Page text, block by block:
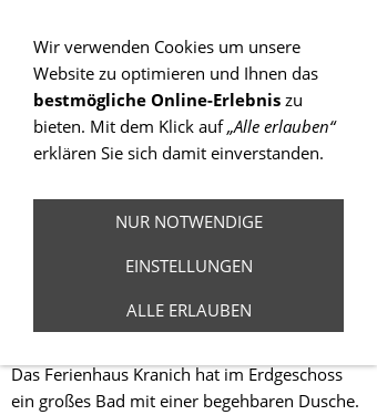
Website, die für mobile Geräte optimiert wurde.
Zur Desktop-Version
Hinweis nicht mehr anzeigen
Ferienhaus
Kranich Haus 41
Das Ferienhaus Kranich hat im Erdgeschoss
ein großes Bad mit einer begehbaren Dusche.
Wir verwenden Cookies um unsere
Website zu optimieren und Ihnen das
bestmögliche Online-Erlebnis zu
bieten. Mit dem Klick auf„Alle erlauben“
erklären Sie sich damit einverstanden.
NUR NOTWENDIGE
EINSTELLUNGEN
ALLE ERLAUBEN